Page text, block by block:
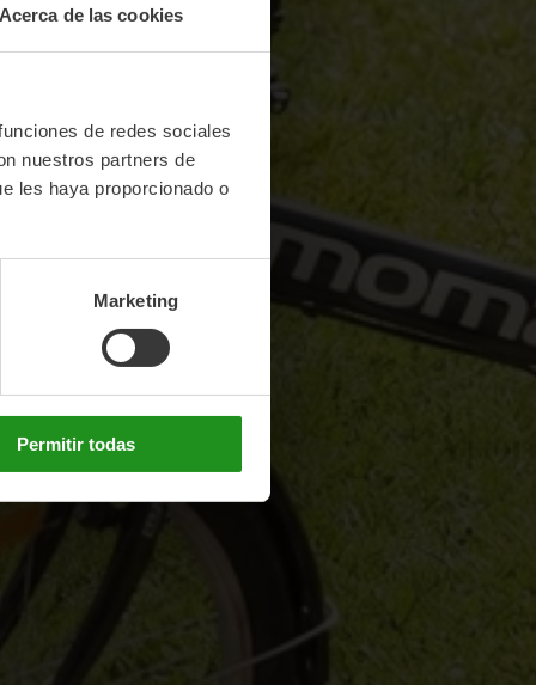
de las cookies
de redes sociales
nuestros partners de
les haya proporcionado o
Marketing
Permitir todas